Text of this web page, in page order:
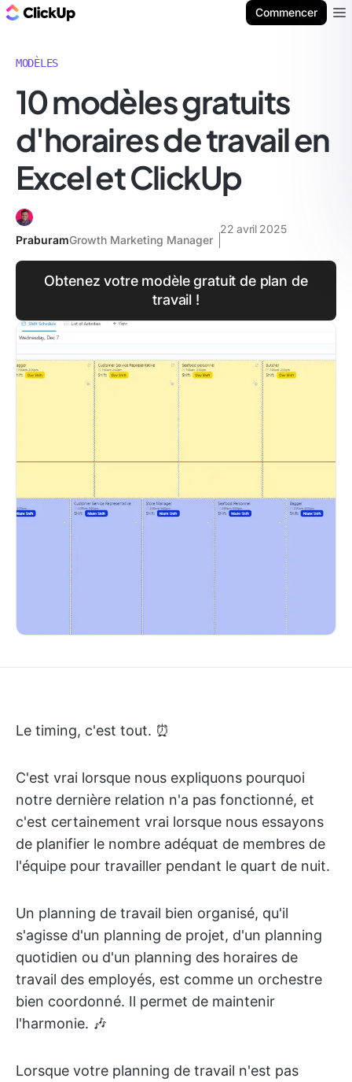
Commencer
MODÈLES
10 modèles gratuits
d'horaires de travail en
Excel et ClickUp
PraburamGrowth Marketing Manager
22 avril 2025
Obtenez votre modèle gratuit de plan de
travail !
Le timing, c'est tout. ⏰
C'est vrai lorsque nous expliquons pourquoi
notre dernière relation n'a pas fonctionné, et
c'est certainement vrai lorsque nous essayons
de planifier le nombre adéquat de membres de
l'équipe pour travailler pendant le quart de nuit.
Un planning de travail bien organisé, qu'il
s'agisse d'un planning de projet, d'un planning
quotidien ou d'un planning des horaires de
travail des employés, est comme un orchestre
bien coordonné. Il permet de maintenir
l'harmonie. 🎶
Lorsque votre planning de travail n'est pas